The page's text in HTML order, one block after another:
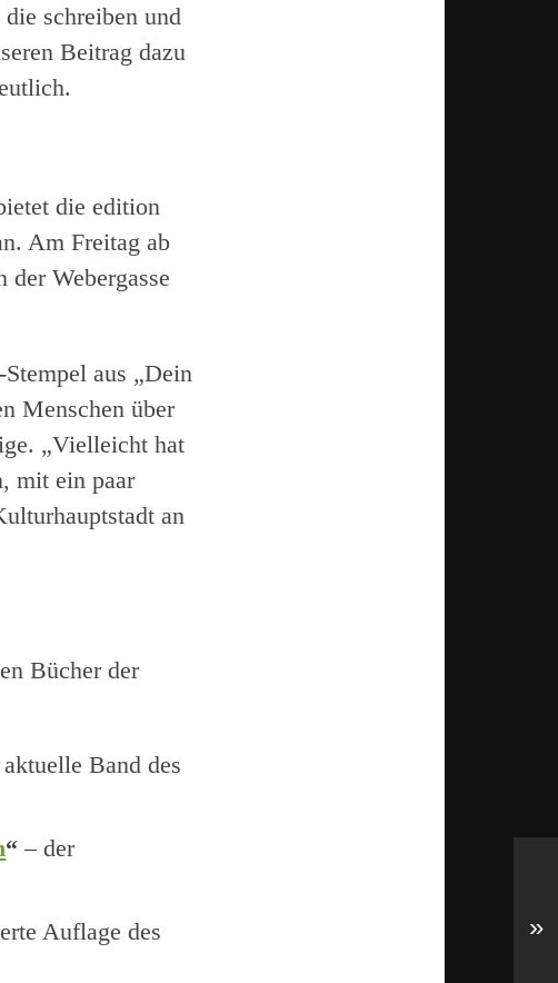
schreiben und
Beitrag dazu
die edition
Am Freitag ab
der Webergasse
aus „Dein
Menschen über
„Vielleicht hat
mit ein paar
an
Bücher der
Band des
“ – der
Auflage des
»